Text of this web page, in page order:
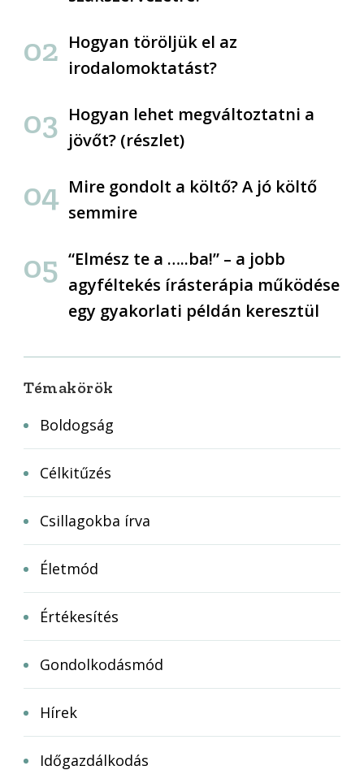
Hogyan töröljük el az
irodalomoktatást?
Hogyan lehet megváltoztatni a
jövőt? (részlet)
Mire gondolt a költő? A jó költő
semmire
“Elmész te a …..ba!” – a jobb
agyféltekés írásterápia működése
egy gyakorlati példán keresztül
Témakörök
Boldogság
Célkitűzés
Csillagokba írva
Életmód
Értékesítés
Gondolkodásmód
Hírek
Időgazdálkodás